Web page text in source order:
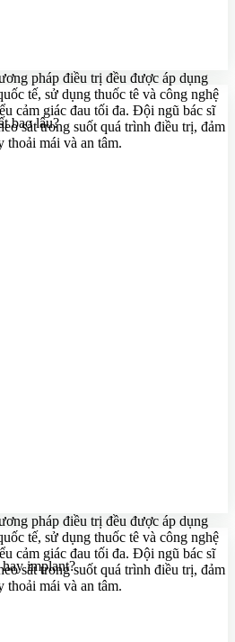
pháp điều trị đều được áp dụng
tế, sử dụng thuốc tê và công nghệ
cảm giác đau tối đa. Đội ngũ bác sĩ
sát trong suốt quá trình điều trị, đảm
thoải mái và an tâm.
bao lâu?
pháp điều trị đều được áp dụng
tế, sử dụng thuốc tê và công nghệ
cảm giác đau tối đa. Đội ngũ bác sĩ
sát trong suốt quá trình điều trị, đảm
thoải mái và an tâm.
implant?